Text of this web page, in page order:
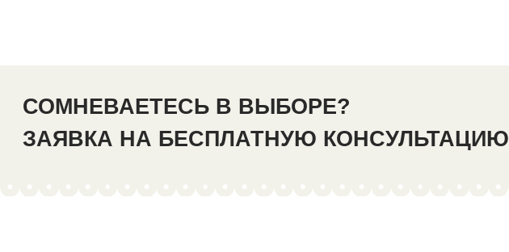
СОМНЕВАЕТЕСЬ В ВЫБОРЕ?
ЗАЯВКА НА БЕСПЛАТНУЮ КОНСУЛЬТАЦИЮ